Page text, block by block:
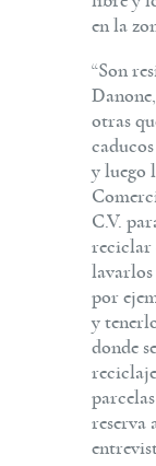
en la
“Son
otras
y luego
C.V.
reciclar
lavarlos
por
y
donde
reserva